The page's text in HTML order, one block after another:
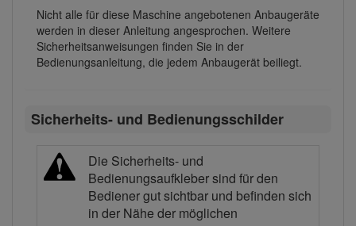
Nicht alle für diese Maschine angebotenen Anbaugeräte
werden in dieser Anleitung angesprochen. Weitere
Sicherheitsanweisungen finden Sie in der
Bedienungsanleitung, die jedem Anbaugerät beiliegt.
Sicherheits- und Bedienungsschilder
Die Sicherheits- und
Bedienungsaufkleber sind für den
Bediener gut sichtbar und befinden sich
in der Nähe der möglichen